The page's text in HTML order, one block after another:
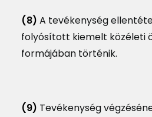
(8) A tevékenység
folyósított kiemelt közéleti
formájában történik.
(9) Tevékenység